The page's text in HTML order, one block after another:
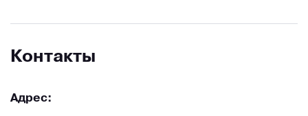
Контакты
Адрес: